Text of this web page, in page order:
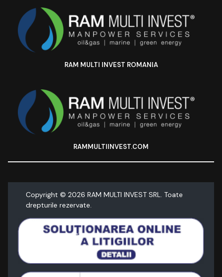
RAM MULTI INVEST ROMANIA
RAMMULTIINVEST.COM
Copyright © 2026 RAM MULTI INVEST SRL. Toate
drepturile rezervate.